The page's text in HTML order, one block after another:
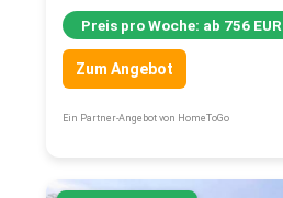
Preis pro Woche: ab 756 EUR
Zum Angebot
Ein Partner-Angebot von HomeToGo